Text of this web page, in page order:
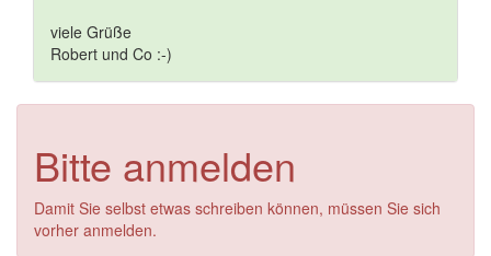
viele Grüße
Robert und Co :-)
Bitte anmelden
Damit Sie selbst etwas schreiben können, müssen Sie sich
vorher anmelden.